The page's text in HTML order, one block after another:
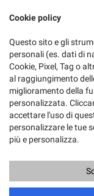
Punto Auto Srl
Viale Dei Pentri, 58/62,
C.F/P.IVA:00842160947
Registro delle imprese:
Copyright © 2026
Leggi l'informativa
Cookie policy
Questo sito e gli
personali (es. dati di
Cookie, Pixel, Tag o
al raggiungimento
miglioramento della
personalizzata.
accettare l'uso di
personalizzare le tue
più e personalizza.